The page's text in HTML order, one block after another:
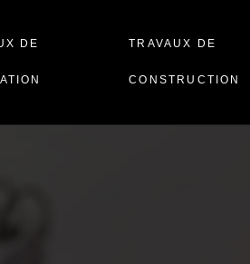
DE TRAVAUX DE
CONSTRUCTION